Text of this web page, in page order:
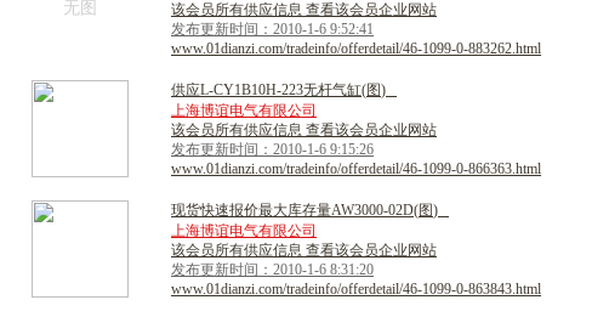
无图
该会员所有供应信息 查看该会员企业网站
发布更新时间：2010-1-6 9:52:41
www.01dianzi.com/tradeinfo/offerdetail/46-1099-0-883262.html
供应L-CY1B10H-223无杆气缸(图)
上海博谊电气有限公司
该会员所有供应信息 查看该会员企业网站
发布更新时间：2010-1-6 9:15:26
www.01dianzi.com/tradeinfo/offerdetail/46-1099-0-866363.html
现货快速报价最大库存量AW3000-02D(图)
上海博谊电气有限公司
该会员所有供应信息 查看该会员企业网站
发布更新时间：2010-1-6 8:31:20
www.01dianzi.com/tradeinfo/offerdetail/46-1099-0-863843.html